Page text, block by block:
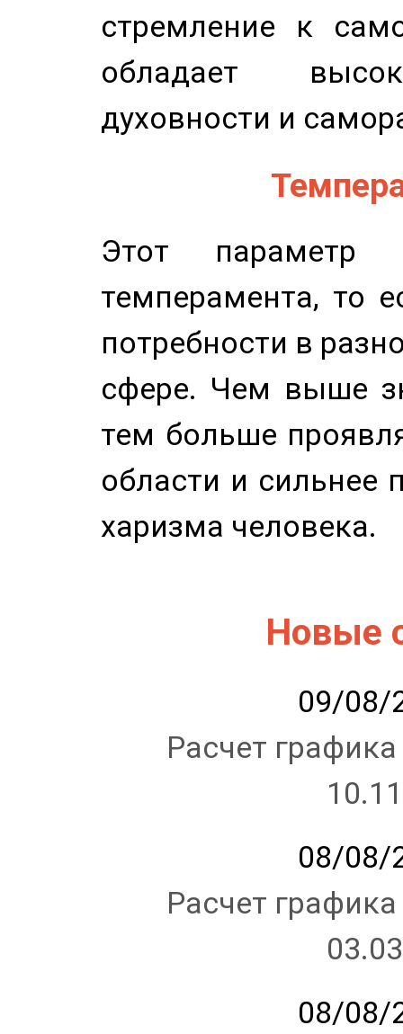
стремление к
обладает
духовности и
Этот параметр
темперамента, то
потребности в
сфере. Чем выше
тем больше
области и сильнее
харизма человека.
Новые
09/08/
Расчет
08/08/
Расчет
08/08/